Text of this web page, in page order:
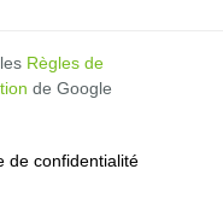
Règles de
de Google
de confidentialité